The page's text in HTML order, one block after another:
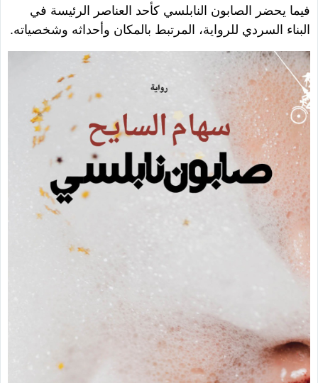
فيما يحضر الصابون النابلسي كأحد العناصر الرئيسة في
البناء السردي للرواية، المرتبط بالمكان وأحداثه وشخصياته.